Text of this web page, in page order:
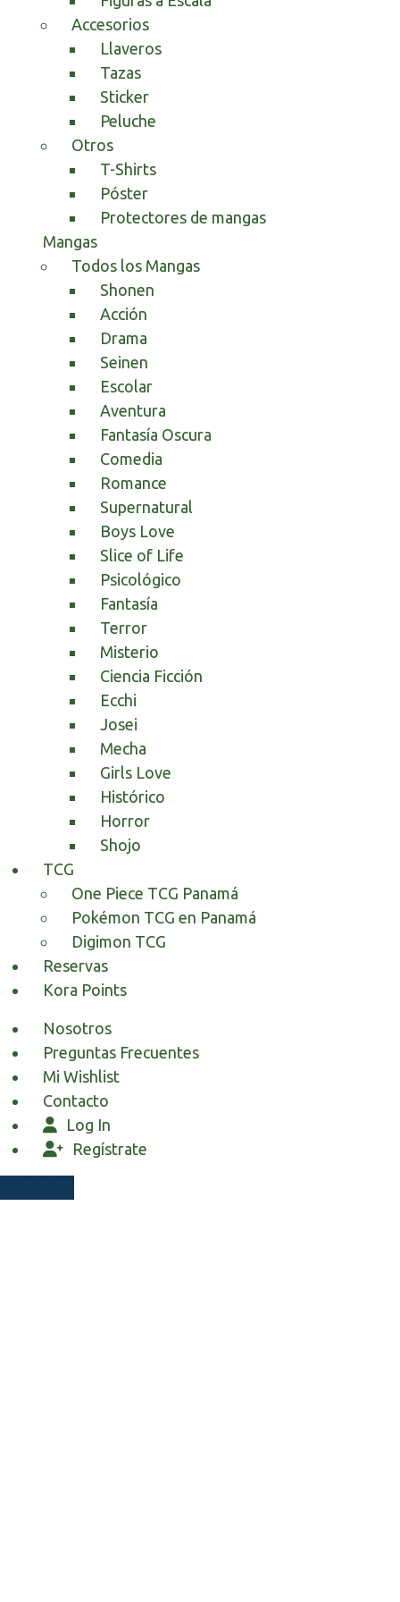
Accesorios
Llaveros
Tazas
Sticker
Peluche
Otros
T-Shirts
Póster
Protectores de mangas
Mangas
Todos los Mangas
Shonen
Acción
Drama
Seinen
Escolar
Aventura
Fantasía Oscura
Comedia
Romance
Supernatural
Boys Love
Slice of Life
Psicológico
Fantasía
Terror
Misterio
Ciencia Ficción
Ecchi
Josei
Mecha
Girls Love
Histórico
Horror
Shojo
TCG
One Piece TCG Panamá
Pokémon TCG en Panamá
Digimon TCG
Reservas
Kora Points
Nosotros
Preguntas Frecuentes
Mi Wishlist
Contacto
Log In
Regístrate